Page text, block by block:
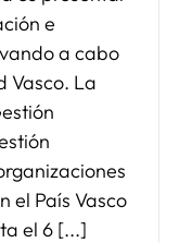
e
a cabo
Vasco. La
el País Vasco
el 6 [...]